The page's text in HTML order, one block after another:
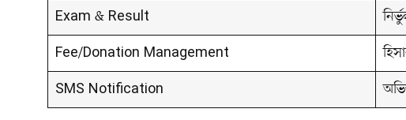
Exam & Result
Fee/Donation Management
SMS Notification